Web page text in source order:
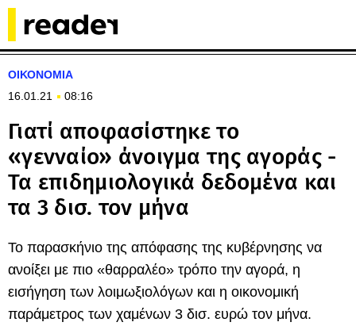
ΟΙΚΟΝΟΜΙΑ
16.01.21
08:16
Γιατί αποφασίστηκε το
«γενναίο» άνοιγμα της αγοράς -
Τα επιδημιολογικά δεδομένα και
τα 3 δισ. τον μήνα
Το παρασκήνιο της απόφασης της κυβέρνησης να
ανοίξει με πιο «θαρραλέο» τρόπο την αγορά, η
εισήγηση των λοιμωξιολόγων και η οικονομική
παράμετρος των χαμένων 3 δισ. ευρώ τον μήνα.